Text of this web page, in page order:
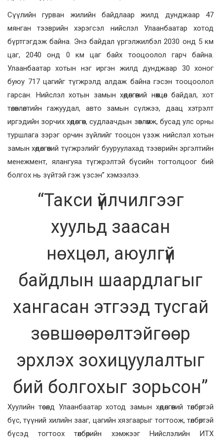
Сүүлийн гурван жилийн байдлаар жилд дунджаар 47
мянган тээврийн хэрэгсэл нийслэл Улаанбаатар хотод
бүртгэгдэж байна. Энэ байдал үргэлжилбэл 2030 онд 5 км
цаг, 2040 онд 0 км цаг байх тооцоолол гарч байна.
Улаанбаатар хотын нэг иргэн жилд дунджаар 30 хоног
буюу 717 цагийг түгжрэлд алдаж байна гэсэн тооцоолол
гарсан. Нийслэл хотын замын хөдөлгөөний нөхцөл байдал, хот
төлөвлөлтийн гажуудал, авто замын сүлжээ, даац хэтрэлт
иргэдийн зорчих хөдөлгөөн, судлаачдын зөвлөмж, бусад улс орны
туршлага зэрэг орчин зүйлийг тооцон үзэж нийслэл хотын
замын хөдөлгөөний түгжрэлийг бууруулахад тээврийн эргэлтийн
менежмент, ялангуяа түгжрэлтэй бүсийн тогтолцоог бий
болгох нь зүйтэй гэж үзсэн” хэмээлээ.
“Такси үйлчилгээг
хуульд заасан
нөхцөл, аюулгүй
байдлын шаардлагыг
хангасан этгээд тусгай
зөвшөөрөлтэйгөөр
эрхлэх зохицуулалтыг
бий болгохыг зорьсон”
Хуулийн төсөлд Улаанбаатар хотод замын хөдөлгөөний төлбөртэй
бүс, түүний хилийн зааг, цагийн хязгаарыг тогтоож, төлбөртэй
бүсэд тогтоох төлбөрийн хэмжээг Нийслэлийн ИТХ